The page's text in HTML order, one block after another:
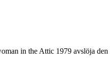
in the Attic 1979 avslöja